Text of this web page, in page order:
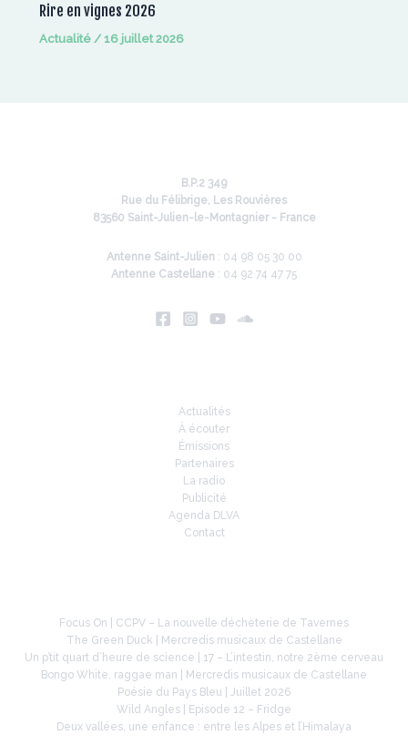
Rire en vignes 2026
Actualité/16 juillet 2026
B.P.2 349
Rue du Félibrige, Les Rouvières
83560 Saint-Julien-le-Montagnier - France
Antenne Saint-Julien : 04 98 05 30 00
Antenne Castellane : 04 92 74 47 75
Actualités
À écouter
Émissions
Partenaires
La radio
Publicité
Agenda DLVA
Contact
Focus On | CCPV – La nouvelle déchèterie de Tavernes
The Green Duck | Mercredis musicaux de Castellane
Un p’tit quart d’heure de science | 17 – L’intestin, notre 2ème cerveau
Bongo White, raggae man | Mercredis musicaux de Castellane
Poésie du Pays Bleu | Juillet 2026
Wild Angles | Episode 12 – Fridge
Deux vallées, une enfance : entre les Alpes et l’Himalaya